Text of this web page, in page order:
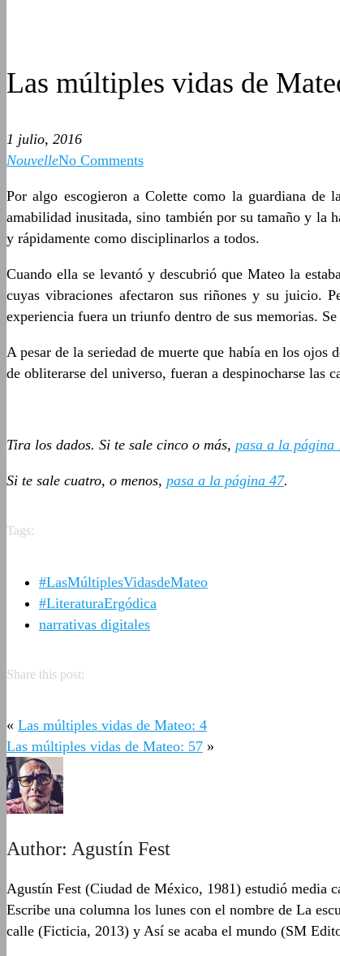
Las múltiples vidas de
1 julio, 2016
NouvelleNo Comments
Por algo escogieron a Colette como la guardiana de
amabilidad inusitada, sino también por su tamaño y la
y rápidamente como disciplinarlos a todos.
Cuando ella se levantó y descubrió que Mateo la
cuyas vibraciones afectaron sus riñones y su juicio.
experiencia fuera un triunfo dentro de sus memorias.
A pesar de la seriedad de muerte que había en los ojos
de obliterarse del universo, fueran a despinocharse las
Tira los dados. Si te sale cinco o más, pasa a la página
Si te sale cuatro, o menos, pasa a la página 47.
Tags:
#LasMúltiplesVidasdeMateo
#LiteraturaErgódica
narrativas digitales
Share this post:
« Las múltiples vidas de Mateo: 4
Las múltiples vidas de Mateo: 57 »
Author: Agustín Fest
Agustín Fest (Ciudad de México, 1981) estudió media
Escribe una columna los lunes con el nombre de La
calle (Ficticia, 2013) y Así se acaba el mundo (SM